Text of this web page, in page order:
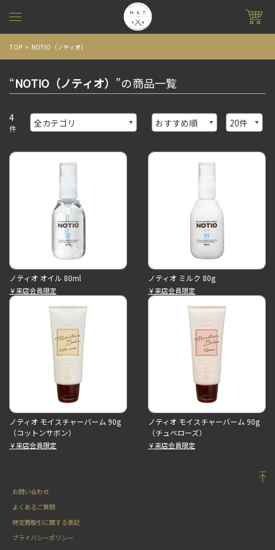
TOP NOTIO（ノティオ）
“NOTIO（ノティオ） ”の商品一覧
4
件
ノティオ オイル 80ml
￥来店会員限定
ノティオ ミルク 80g
￥来店会員限定
ノティオ モイスチャーバーム 90g
（コットンサボン）
￥来店会員限定
ノティオ モイスチャーバーム 90g
（チュベローズ）
￥来店会員限定
お問い合わせ
よくあるご質問
特定商取引に関する表記
プライバシーポリシー